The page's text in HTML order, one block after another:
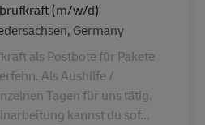
(m/w/d)
Germany
als Postbote für Pakete
Als Aushilfe /
Tagen für uns tätig.
kannst du sof...